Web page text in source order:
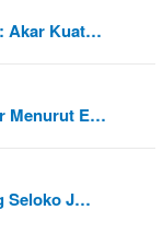
Akar Kuat…
Menurut E…
Seloko J…